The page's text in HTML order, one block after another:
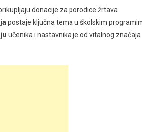
donacije za porodice žrtava
postaje ključna tema u školskim
učenika i nastavnika je od vitalnog značaja